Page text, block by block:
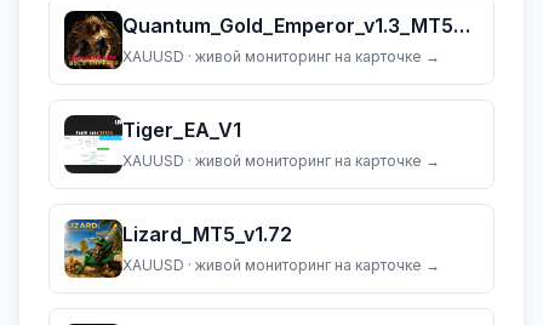
Quantum_Gold_Emperor_v1.3_MT5_(dll_5883)
XAUUSD · живой мониторинг на карточке →
Tiger_EA_V1
XAUUSD · живой мониторинг на карточке →
Lizard_MT5_v1.72
XAUUSD · живой мониторинг на карточке →